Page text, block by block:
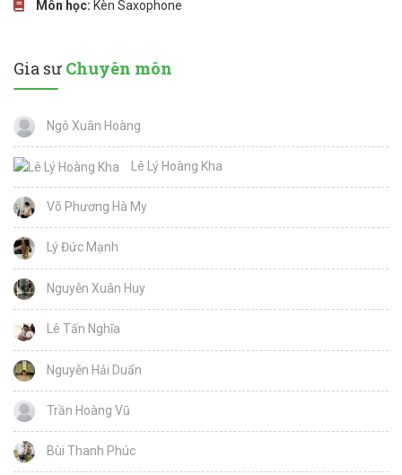
Môn học: Kèn Saxophone
Gia sư Chuyên môn
Ngô Xuân Hoàng
Lê Lý Hoàng Kha
Võ Phương Hà My
Lý Đức Mạnh
Nguyễn Xuân Huy
Lê Tấn Nghĩa
Nguyễn Hải Duẩn
Trần Hoàng Vũ
Bùi Thanh Phúc